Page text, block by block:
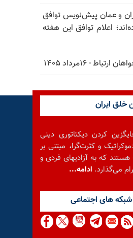
و عمان پیش‌نویس توافق
اعلام توافق این هفته
- ۱۶مرداد ۱۴۰۵
خلق ایران
کردن دیکتاتوری دینی
و کثرت‌گرا، مبتنی بر
که به آزادیهای فردی و
می‌گذارد. ادامه...
هاى اجتماعى